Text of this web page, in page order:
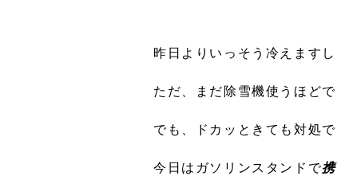
昨日よりいっそう冷えますし
ただ、まだ除雪機使うほどで
でも、ドカッときても対処で
今日はガソリンスタンドで